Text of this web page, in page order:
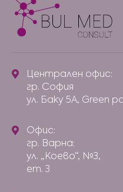
Централен офис:
гр. София
ул. Баку 5А, Green
Офис:
гр. Варна:
ул. „Коево“, №3,
ет. 3